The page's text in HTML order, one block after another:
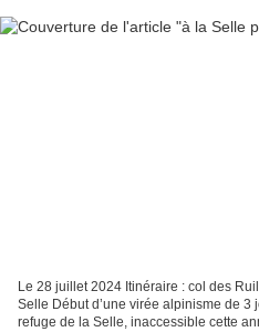
Le 28 juillet 2024 Itinéraire : col des
Selle Début d’une virée alpinisme de 3
refuge de la Selle, inaccessible cette